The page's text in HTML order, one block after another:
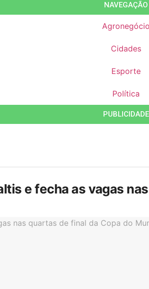
NAVEGAÇÃO
Agronegócio
Cidades
Esporte
Política
PUBLICIDADE
e fecha as vagas